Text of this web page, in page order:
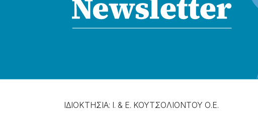
ΙΔΙΟΚΤΗΣΙΑ: Ι. & Ε. ΚΟΥΤΣΟΛΙΟΝΤΟΥ Ο.Ε.